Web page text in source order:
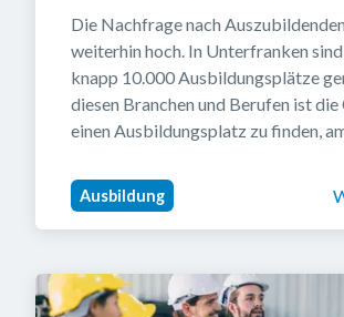
Die Nachfrage nach
weiterhin hoch. In Unterfranken
knapp 10.000 Ausbildungsplätze
diesen Branchen und Berufen ist die
einen Ausbildungsplatz zu finden,
Ausbildung